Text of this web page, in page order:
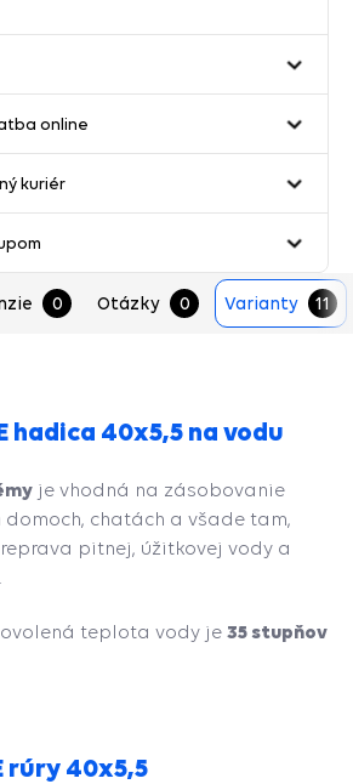
online
kuriér
0 Otázky 0 Varianty 11
hadica 40x5,5 na vodu
je vhodná na zásobovanie
domoch, chatách a všade tam,
pitnej, úžitkovej vody a
teplota vody je 35 stupňov
rúry 40x5,5